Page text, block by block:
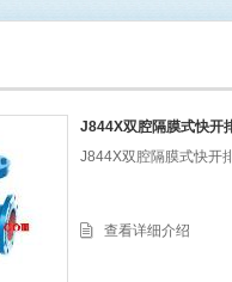
J844X双腔隔膜式快开
J844X双腔隔膜式快开
查看详细介绍